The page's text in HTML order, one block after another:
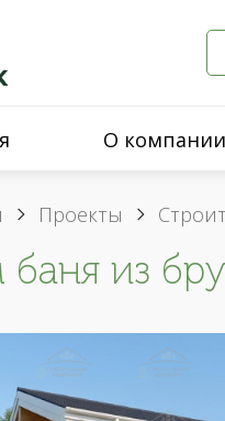
О компании
Проекты
из